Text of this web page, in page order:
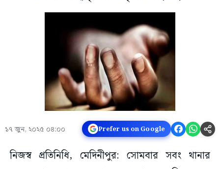
১৭ জুন, ২০২৫ ০৪:০০ Prefer us on Google
নিজস্ব প্রতিনিধি, মেদিনীপুর: সোমবার সবং থানার